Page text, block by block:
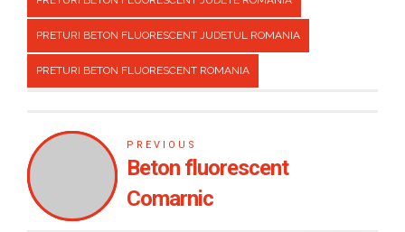
PRETURI BETON FLUORESCENT JUDETUL ROMANIA
PRETURI BETON FLUORESCENT ROMANIA
PREVIOUS
Beton fluorescent
Comarnic